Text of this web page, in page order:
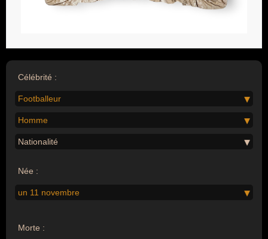
Célébrité :
Footballeur
Homme
Nationalité
Née :
un 11 novembre
Morte :